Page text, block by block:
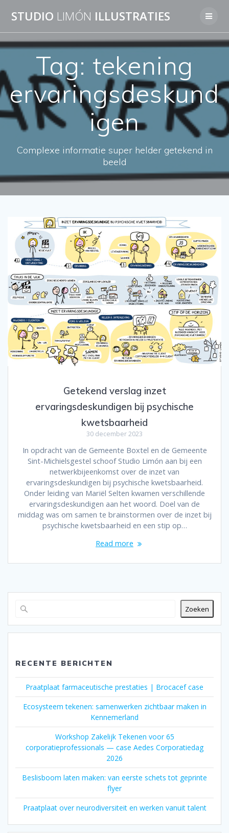
to
STUDIO LIMÓN ILLUSTRATIES
Tag: tekening
ervaringsdeskund
igen
Complexe informatie super helder getekend in
beeld
Getekend verslag inzet
ervaringsdeskundigen bij psychische
kwetsbaarheid
30 december 2023
In opdracht van de Gemeente Boxtel en de Gemeente
Sint-Michielsgestel schoof Studio Limón aan bij een
netwerkbijeenkomst over de inzet van
ervaringsdeskundigen bij psychische kwetsbaarheid.
Onder leiding van Mariël Selten kwamen verschillende
ervaringsdeskundigen aan het woord. Doel van de
middag was om samen te brainstormen over de inzet bij
psychische kwetsbaarheid en een stip op…
Read more
Zoeken
RECENTE BERICHTEN
Praatplaat farmaceutische prestaties | Brocacef case
Ecosysteem tekenen: samenwerken zichtbaar maken in
Kennemerland
Workshop Zakelijk Tekenen voor 65
corporatieprofessionals — case Aedes Corporatiedag
2026
Beslisboom laten maken: van eerste schets tot geprinte
flyer
Praatplaat over neurodiversiteit en werken vanuit talent